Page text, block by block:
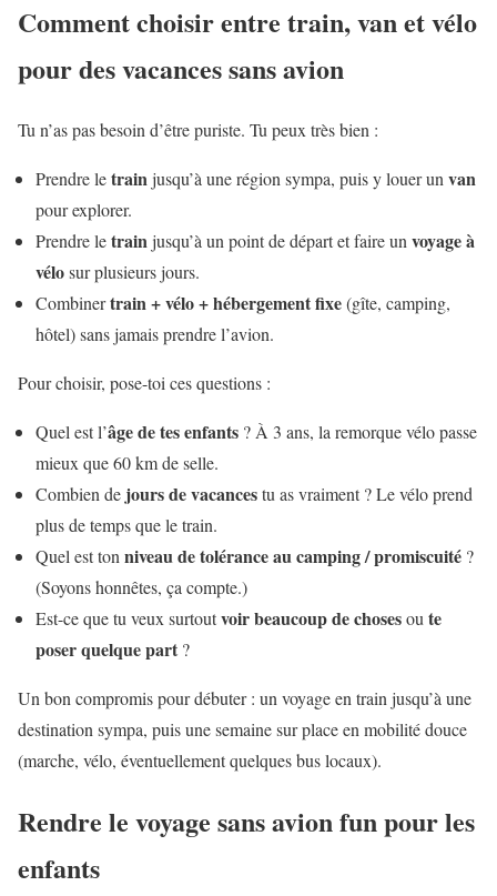
Comment choisir entre train, van et vélo
pour des vacances sans avion
Tu n’as pas besoin d’être puriste. Tu peux très bien :
Prendre letrainjusqu’à une région sympa, puis y louer un van
pour explorer.
Prendre letrainjusqu’à un point de départ et faire un voyage à
vélosur plusieurs jours.
Combinertrain + vélo + hébergement fixe(gîte, camping,
hôtel) sans jamais prendre l’avion.
Pour choisir, pose-toi ces questions :
Quel est l’âge de tes enfants ? À 3 ans, la remorque vélo passe
mieux que 60 km de selle.
Combien de jours de vacancestu as vraiment ? Le vélo prend
plus de temps que le train.
Quel est ton niveau de tolérance au camping / promiscuité ?
(Soyons honnêtes, ça compte.)
Est-ce que tu veux surtoutvoir beaucoup de chosesou te
poser quelque part ?
Un bon compromis pour débuter : un voyage en train jusqu’à une
destination sympa, puis une semaine sur place en mobilité douce
(marche, vélo, éventuellement quelques bus locaux).
Rendre le voyage sans avion fun pour les
enfants